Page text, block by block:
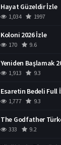
Hayat Güzeldir İzle
1,034 1997
Koloni 2026 İzle
170 9.6
Yeniden Başlamak
1,913 9.3
Esaretin Bedeli Full
1,777 9.3
The Godfather
333 9.2